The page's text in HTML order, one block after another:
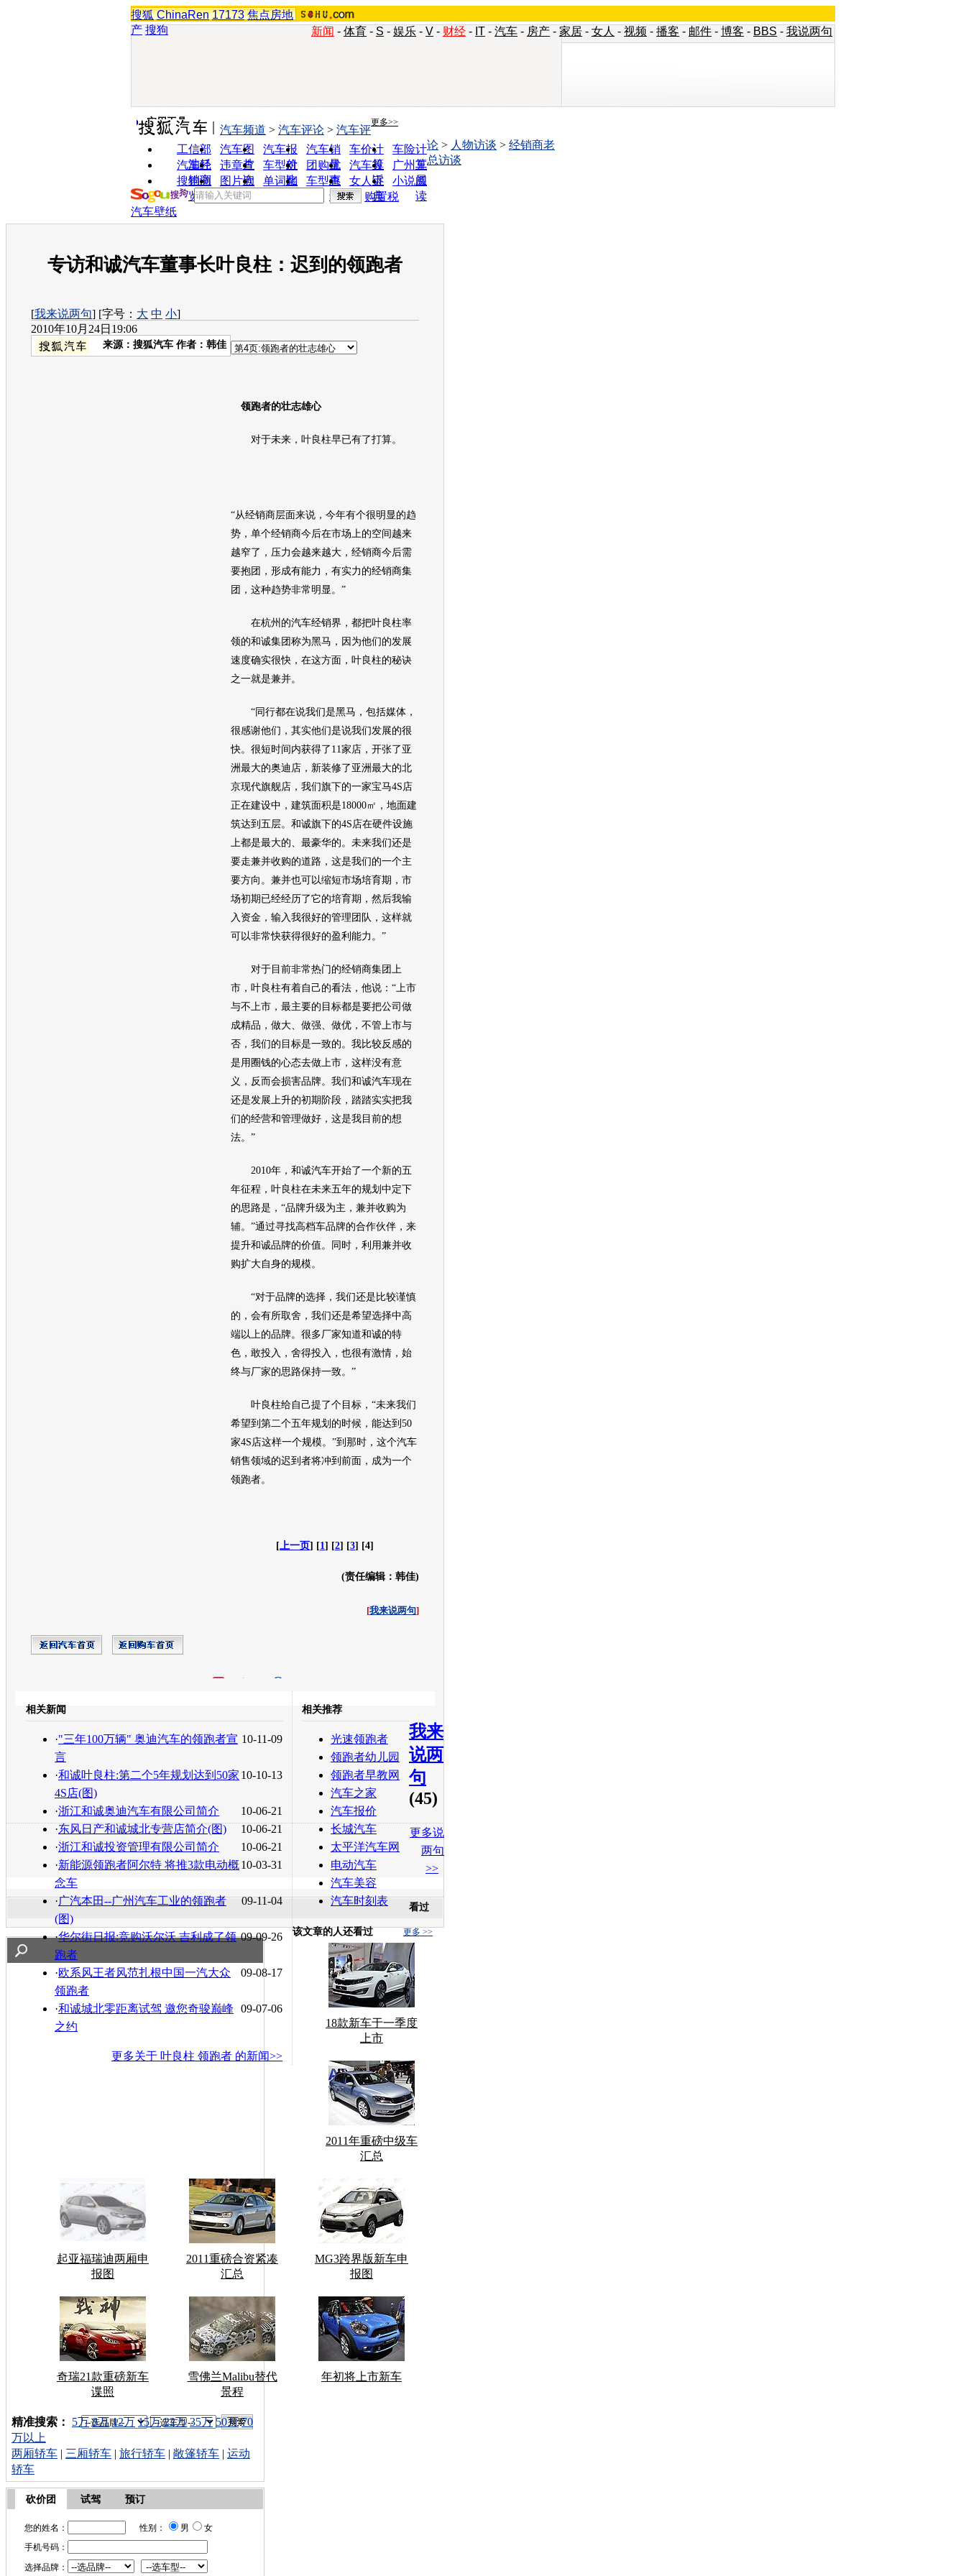
搜狐 ChinaRen 17173 焦点房地
产 搜狗 新闻 - 体育 - S - 娱乐 - V - 财经 - IT - 汽车 - 房产 - 家居 - 女人 - 视频 - 播客 - 邮件 - 博客 - BBS - 我说两句
实用工具 更多>>
工信部
油耗
汽车图
片
汽车报
价
汽车销
量
车价计
算
车险计
算
汽车经
销商
违章查
询
车型对
比
团购优
惠
汽车投
诉
广州车
展
搜狗浏
览器
图片欣
赏
单词翻
车型查
询
女人宝
典
小说阅
读
汽车频道 > 汽车评论 > 汽车评
论 > 人物访谈 > 经销商老
总访谈
购置税
汽车壁纸
专访和诚汽车董事长叶良柱：迟到的领跑者
[我来说两句] [字号： 大 中 小]
2010年10月24日19:06
来源： 搜狐汽车 作者：韩佳
领跑者的壮志雄心
对于未来，叶良柱早已有了打算。
“从经销商层面来说，今年有个很明显的趋
势，单个经销商今后在市场上的空间越来
越窄了，压力会越来越大，经销商今后需
要抱团，形成有能力，有实力的经销商集
团，这种趋势非常明显。”
在杭州的汽车经销界，都把叶良柱率
领的和诚集团称为黑马，因为他们的发展
速度确实很快，在这方面，叶良柱的秘诀
之一就是兼并。
“同行都在说我们是黑马，包括媒体，
很感谢他们，其实他们是说我们发展的很
快。很短时间内获得了11家店，开张了亚
洲最大的奥迪店，新装修了亚洲最大的北
京现代旗舰店，我们旗下的一家宝马4S店
正在建设中，建筑面积是18000㎡，地面建
筑达到五层。和诚旗下的4S店在硬件设施
上都是最大的、最豪华的。未来我们还是
要走兼并收购的道路，这是我们的一个主
要方向。兼并也可以缩短市场培育期，市
场初期已经经历了它的培育期，然后我输
入资金，输入我很好的管理团队，这样就
可以非常快获得很好的盈利能力。”
对于目前非常热门的经销商集团上
市，叶良柱有着自己的看法，他说：“上市
与不上市，最主要的目标都是要把公司做
成精品，做大、做强、做优，不管上市与
否，我们的目标是一致的。我比较反感的
是用圈钱的心态去做上市，这样没有意
义，反而会损害品牌。我们和诚汽车现在
还是发展上升的初期阶段，踏踏实实把我
们的经营和管理做好，这是我目前的想
法。”
2010年，和诚汽车开始了一个新的五
年征程，叶良柱在未来五年的规划中定下
的思路是，“品牌升级为主，兼并收购为
辅。”通过寻找高档车品牌的合作伙伴，来
提升和诚品牌的价值。同时，利用兼并收
购扩大自身的规模。
“对于品牌的选择，我们还是比较谨慎
的，会有所取舍，我们还是希望选择中高
端以上的品牌。很多厂家知道和诚的特
色，敢投入，舍得投入，也很有激情，始
终与厂家的思路保持一致。”
叶良柱给自己提了个目标，“未来我们
希望到第二个五年规划的时候，能达到50
家4S店这样一个规模。”到那时，这个汽车
销售领域的迟到者将冲到前面，成为一个
领跑者。
[ 上一页] [1 ] [2] [3] [4]
(责任编辑：韩佳)
[我来说两句]
转发至： 白社会 百度i贴吧
相关新闻
10-11-09
·"三年100万辆" 奥迪汽车的领跑者宣
言
10-10-13
·和诚叶良柱:第二个5年规划达到50家
4S店(图)
10-06-21
·浙江和诚奥迪汽车有限公司简介
10-06-21
·东风日产和诚城北专营店简介(图)
10-06-21
·浙江和诚投资管理有限公司简介
10-03-31
·新能源领跑者阿尔特 将推3款电动概
念车
09-11-04
·广汽本田--广州汽车工业的领跑者
(图)
09-09-26
·华尔街日报:竞购沃尔沃 吉利成了领
跑者
09-08-17
·欧系风王者风范扎根中国一汽大众
领跑者
09-07-06
·和诚城北零距离试驾 邀您奇骏巅峰
之约
更多关于 叶良柱 领跑者 的新闻>>
相关推荐
光速领跑者
领跑者幼儿园
领跑者早教网
汽车之家
汽车报价
长城汽车
太平洋汽车网
电动汽车
汽车美容
汽车时刻表
我来
说两
句
(45)
更多说
两句
>>
更多 >>
看过
该文章的人还看过
18款新车于一季度
上市
2011年重磅中级车
汇总
起亚福瑞迪两厢申
报图
2011重磅合资紧凑
汇总
MG3跨界版新车申
报图
奇瑞21款重磅新车
谍照
雪佛兰Malibu替代
景程
年初将上市新车
车型搜索：
精准搜索： 5万 8万 12万 15万 22万 35万 50万 70
万以上
两厢轿车 | 三厢轿车 | 旅行轿车 | 敞篷轿车 | 运动
轿车
砍价团 试驾 预订
您的姓名： 性别： 男
女
手机号码：
选择品牌：